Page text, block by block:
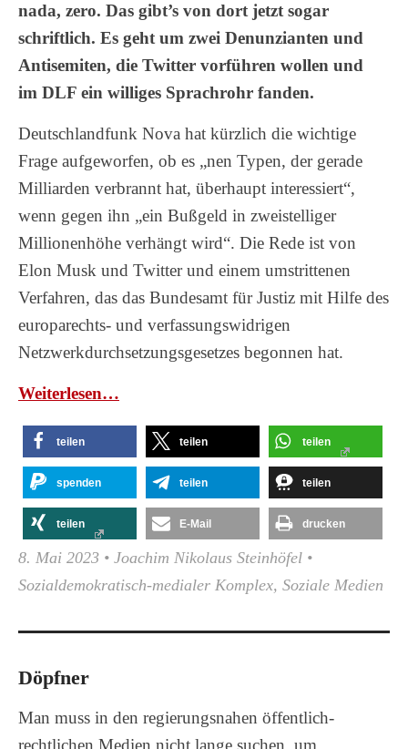
nada, zero. Das gibt’s von dort jetzt sogar
schriftlich. Es geht um zwei Denunzianten und
Antisemiten, die Twitter vorführen wollen und
im DLF ein williges Sprachrohr fanden.
Deutschlandfunk Nova hat kürzlich die wichtige
Frage aufgeworfen, ob es „nen Typen, der gerade
Milliarden verbrannt hat, überhaupt interessiert“,
wenn gegen ihn „ein Bußgeld in zweistelliger
Millionenhöhe verhängt wird“. Die Rede ist von
Elon Musk und Twitter und einem umstrittenen
Verfahren, das das Bundesamt für Justiz mit Hilfe des
europarechts- und verfassungswidrigen
Netzwerkdurchsetzungsgesetzes begonnen hat.
Wei­ter­le­sen…
teilen teilen teilen
spenden teilen teilen
teilen E-Mail drucken
8. Mai 2023 • Joachim Nikolaus Steinhöfel •
Sozialdemokratisch-medialer Komplex, Soziale Medien
Döpfner
Man muss in den regierungsnahen öffentlich-
rechtlichen Medien nicht lange suchen, um